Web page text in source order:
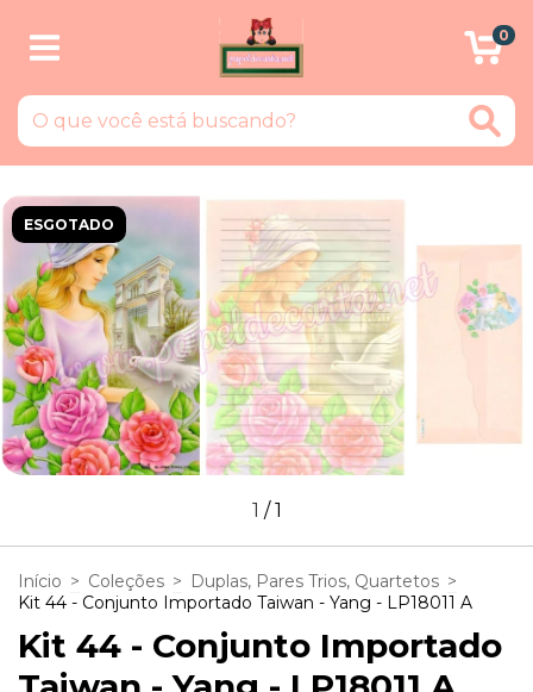
0
ESGOTADO
1 /1
Início > Coleções > Duplas, Pares Trios, Quartetos >
Kit 44 - Conjunto Importado Taiwan - Yang - LP18011 A
Kit 44 - Conjunto Importado